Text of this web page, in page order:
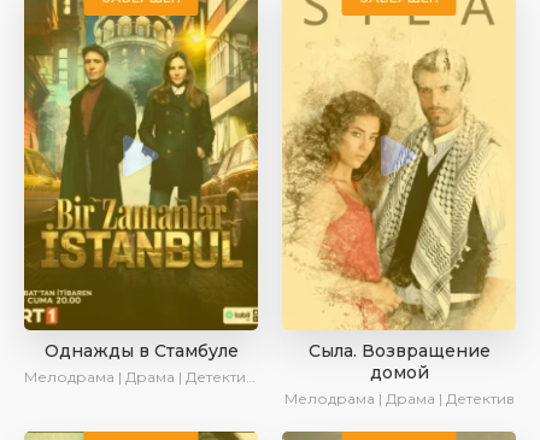
Однажды в Стамбуле
Мелодрама | Драма | Детектив | AlisaDirilis | Новинки | Сериалы 2025
Сыла. Возвращение
домой
Мелодрама | Драма | Детектив